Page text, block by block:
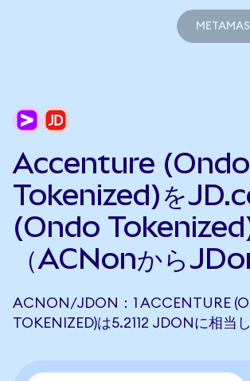
Accenture (Ondo
Tokenized)を
(Ondo
（ACNonから
ACNON/JDON：1 ACCENTURE
TOKENIZED)は5.2112 JDONに相当